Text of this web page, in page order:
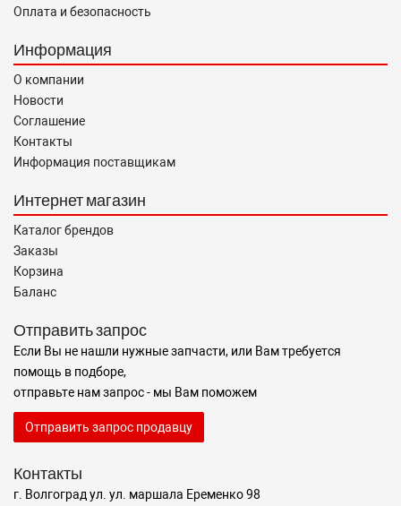
Оплата и безопасность
Информация
О компании
Новости
Соглашение
Контакты
Информация поставщикам
Интернет магазин
Каталог брендов
Заказы
Корзина
Баланс
Отправить запрос
Если Вы не нашли нужные запчасти, или Вам требуется
помощь в подборе,
отправьте нам запрос - мы Вам поможем
Отправить запрос продавцу
Контакты
г. Волгоград ул. ул. маршала Еременко 98